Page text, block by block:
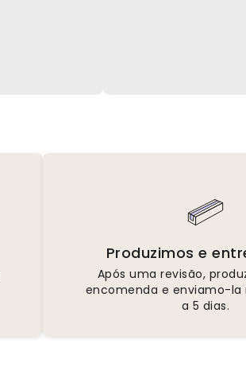
Produzimos e
Após uma revisão,
encomenda e enviamo-la
a 5 dias.